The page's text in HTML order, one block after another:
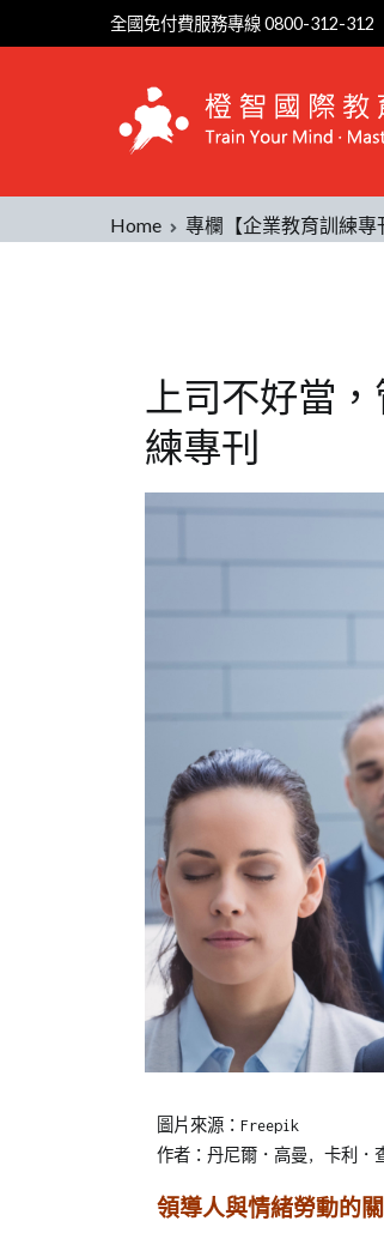
全國免付費服務專線 0800-312-312
Home 專欄【企業教育訓練專
上司不好當
練專刊
Posted
on
02-
Posted
欄
圖片來源：Freepik
作者：丹尼爾．高曼, 卡利．
領導人與情緒勞動的